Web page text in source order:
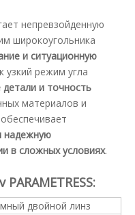
непревзойденную
широкоугольника
и ситуационную
узкий режим угла
и точность
материалов и
надежную
в сложных условиях.
двойной линз